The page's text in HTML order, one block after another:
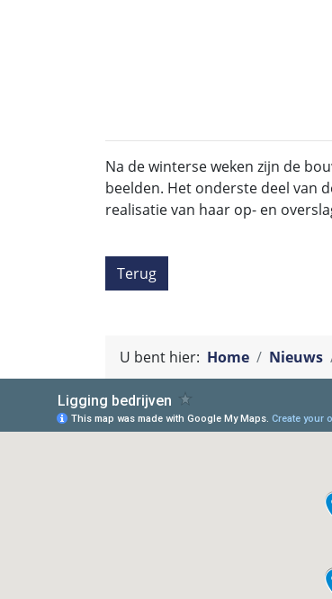
Na de winterse weken zijn de
beelden. Het onderste deel van
realisatie van haar op- en
Terug
U bent hier: Home Nieuws